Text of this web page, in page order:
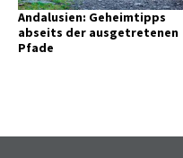
Andalusien: Geheimtipps
abseits der ausgetretenen
Pfade